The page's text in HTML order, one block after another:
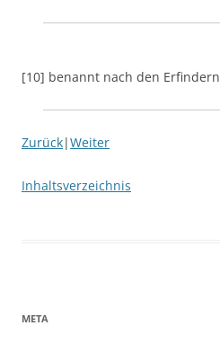
[10] benannt nach den Erfindern
Zurück|Weiter
Inhaltsverzeichnis
META